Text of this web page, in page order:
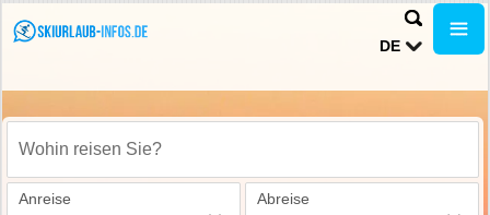
DE
Wohin reisen Sie?
Anreise Abreise